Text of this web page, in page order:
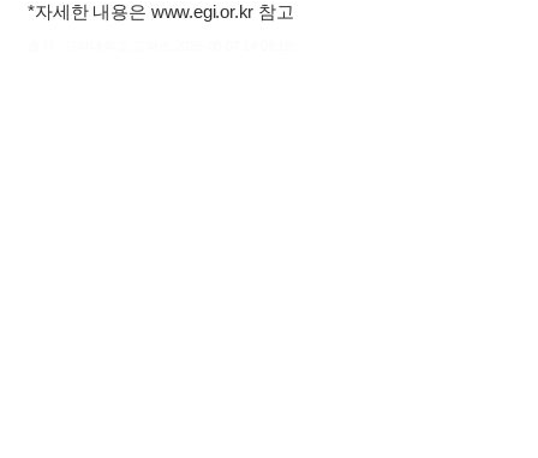
*자세한 내용은 www.egi.or.kr 참고